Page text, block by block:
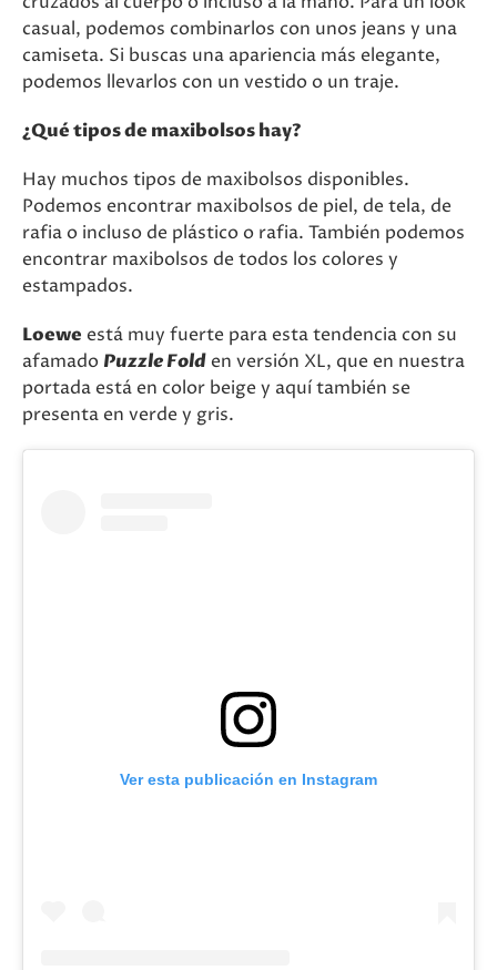
casual, podemos combinarlos con unos jeans y una
camiseta. Si buscas una apariencia más elegante,
podemos llevarlos con un vestido o un traje.
¿Qué tipos de maxibolsos hay?
Hay muchos tipos de maxibolsos disponibles.
Podemos encontrar maxibolsos de piel, de tela, de
rafia o incluso de plástico o rafia. También podemos
encontrar maxibolsos de todos los colores y
estampados.
Loewe está muy fuerte para esta tendencia con su
afamado Puzzle Fold en versión XL, que en nuestra
portada está en color beige y aquí también se
presenta en verde y gris.
Ver esta publicación en Instagram